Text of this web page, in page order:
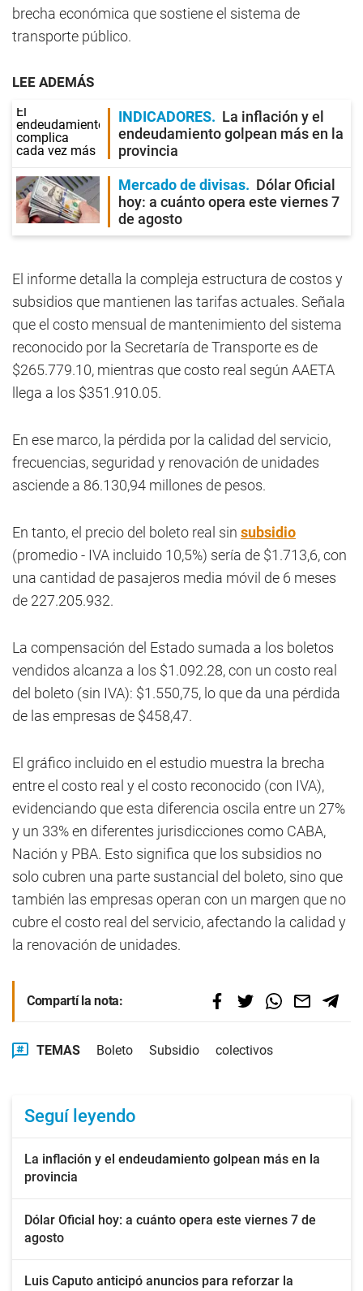
brecha económica que sostiene el sistema de
transporte público.
LEE ADEMÁS
INDICADORES
La inflación y el
endeudamiento golpean más en la
provincia
Mercado de divisas
Dólar Oficial
hoy: a cuánto opera este viernes 7
de agosto
El informe detalla la compleja estructura de costos y
subsidios que mantienen las tarifas actuales. Señala
que el costo mensual de mantenimiento del sistema
reconocido por la Secretaría de Transporte es de
$265.779.10, mientras que costo real según AAETA
llega a los $351.910.05.
En ese marco, la pérdida por la calidad del servicio,
frecuencias, seguridad y renovación de unidades
asciende a 86.130,94 millones de pesos.
En tanto, el precio del boleto real sin subsidio
(promedio - IVA incluido 10,5%) sería de $1.713,6, con
una cantidad de pasajeros media móvil de 6 meses
de 227.205.932.
La compensación del Estado sumada a los boletos
vendidos alcanza a los $1.092.28, con un costo real
del boleto (sin IVA): $1.550,75, lo que da una pérdida
de las empresas de $458,47.
El gráfico incluido en el estudio muestra la brecha
entre el costo real y el costo reconocido (con IVA),
evidenciando que esta diferencia oscila entre un 27%
y un 33% en diferentes jurisdicciones como CABA,
Nación y PBA. Esto significa que los subsidios no
solo cubren una parte sustancial del boleto, sino que
también las empresas operan con un margen que no
cubre el costo real del servicio, afectando la calidad y
la renovación de unidades.
Compartí la nota:
TEMAS Boleto Subsidio colectivos
Seguí leyendo
La inflación y el endeudamiento golpean más en la
provincia
Dólar Oficial hoy: a cuánto opera este viernes 7 de
agosto
Luis Caputo anticipó anuncios para reforzar la